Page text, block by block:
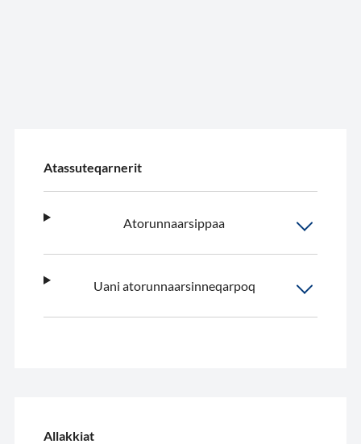
Atassuteqarnerit
Atorunnaarsippaa
Uani atorunnaarsinneqarpoq
Allakkiat